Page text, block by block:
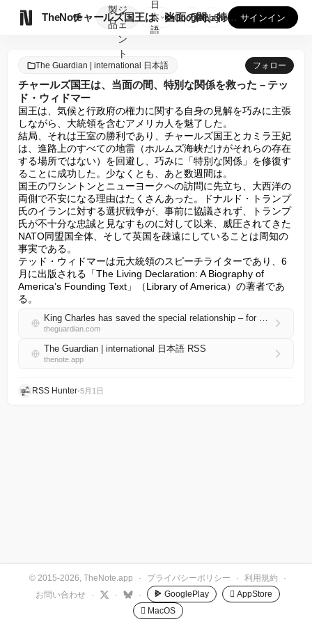
TheNote
製
品
ジ
ェ
ン
ト
チャールズ国王は、当面の間、特別な関係を救った – テッド・...
日
本
語
GooglePlay
AppStore サインイン
The Guardian | international 日本語 フォロー
チャールズ国王は、当面の間、特別な関係を救った – テッ
ド・ウィドマー
国王は、気候と行政府の権力に関する自身の見解を巧みに主張
しながら、大統領を含むアメリカ人を魅了した。
結局、それは王室の勝利であり、チャールズ国王とカミラ王妃
は、進路上のすべての地雷（ホルムズ海峡だけがそれらの存在
する場所ではない）を回避し、巧みに「特別な関係」を修復す
ることに成功した。少なくとも、あと数週間は。
国王のワシントンとニューヨークへの訪問に先立ち、大西洋の
両側で不安になる理由はたくさんあった。ドナルド・トランプ
氏のイランに対する選択戦争が、事前に協議されず、トランプ
氏が不十分な忠誠と見なすものに対して以来、威圧されてきた
NATO同盟国全体、そして英国を疎遠にしていることは周知の
事実である。
テッド・ウィドマーは元大統領のスピーチライターであり、6
月に出版される「The Living Declaration: A Biography of
America’s Founding Text」（Library of America）の著者であ
る。
King Charles has saved the special relationship – for now | Ted Widmer
theguardian.com
The Guardian | international 日本語 RSS
thenote.app
RSS Hunter•5月1日
© 2015-2026, TheNote.app · プライバシーポリシー · 利用規約
·
お問い合わせ
· · · GooglePlay
 AppStore
 MacOS